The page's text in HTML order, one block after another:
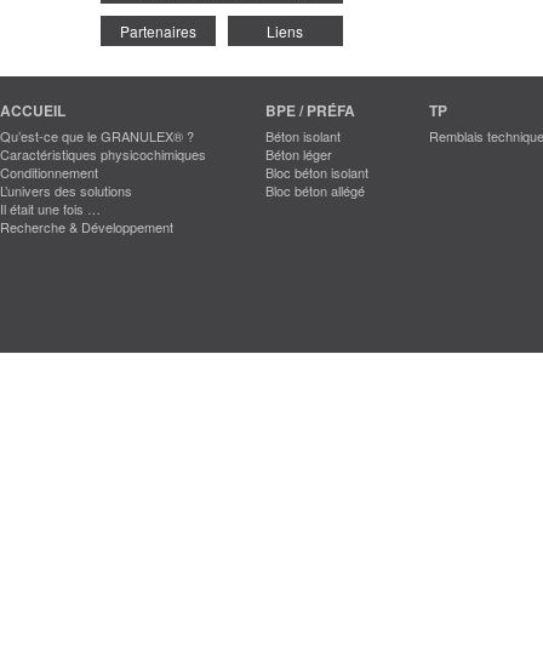
Partenaires Liens
ACCUEIL
Qu’est-ce que le GRANULEX® ?
Caractéristiques physicochimiques
Conditionnement
L’univers des solutions
Il était une fois …
Recherche & Développement
BPE / PRÉFA
Béton isolant
Béton léger
Bloc béton isolant
Bloc béton allégé
TP
Remblais technique